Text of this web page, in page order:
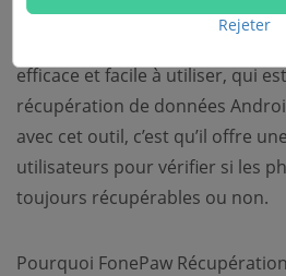
peut vous aider ici c’est
efficace et facile à utiliser, qui
récupération de données
avec cet outil, c’est qu’il offre
utilisateurs pour vérifier si les
toujours récupérables ou non.
Pourquoi FonePaw
Rejeter